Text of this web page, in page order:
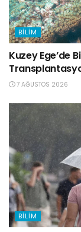
BILIM
Kuzey Ege’de
7 AĞUSTOS 2026
BILIM